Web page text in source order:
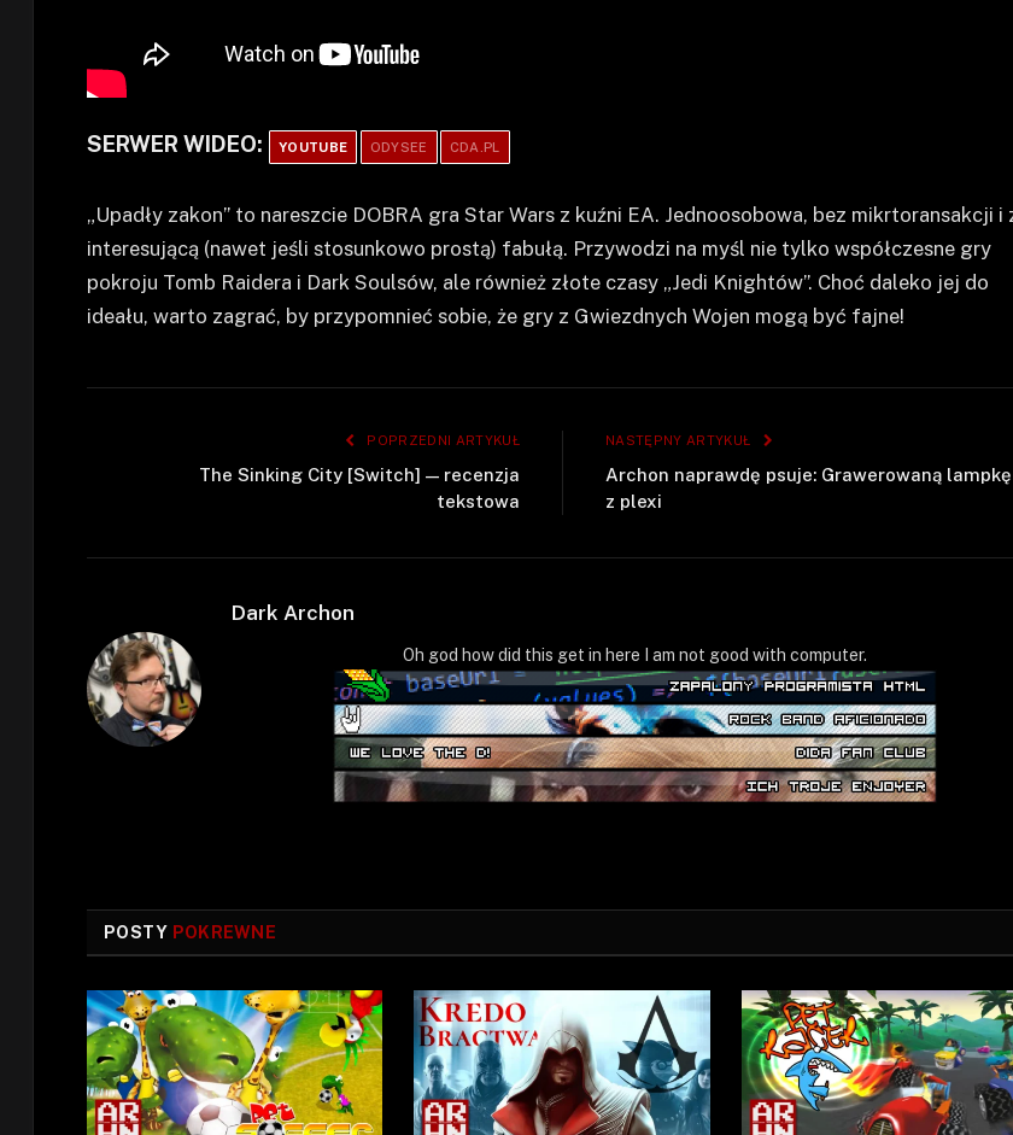
SERWER WIDEO: YOUTUBE ODYSEE CDA.PL
„Upadły zakon” to nareszcie DOBRA gra Star Wars z kuźni EA. Jednoosobowa, bez mikrtoransakcji i
interesującą (nawet jeśli stosunkowo prostą) fabułą. Przywodzi na myśl nie tylko współczesne gry
pokroju Tomb Raidera i Dark Soulsów, ale również złote czasy „Jedi Knightów”. Choć daleko jej do
ideału, warto zagrać, by przypomnieć sobie, że gry z Gwiezdnych Wojen mogą być fajne!
POPRZEDNI ARTYKUŁ
The Sinking City [Switch] — recenzja
tekstowa
NASTĘPNY ARTYKUŁ
Archon naprawdę psuje: Grawerowaną lampkę
z plexi
Dark Archon
Oh god how did this get in here I am not good with computer.
POSTY POKREWNE